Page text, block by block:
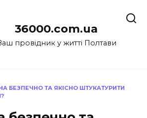
36000.com.ua
провідник у житті Полтави
БЕЗПЕЧНО ТА ЯКІСНО ШТУКАТУРИТИ